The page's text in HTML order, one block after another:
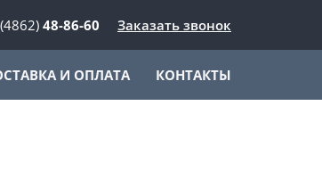
48-86-60 Заказать звонок
И ОПЛАТА КОНТАКТЫ